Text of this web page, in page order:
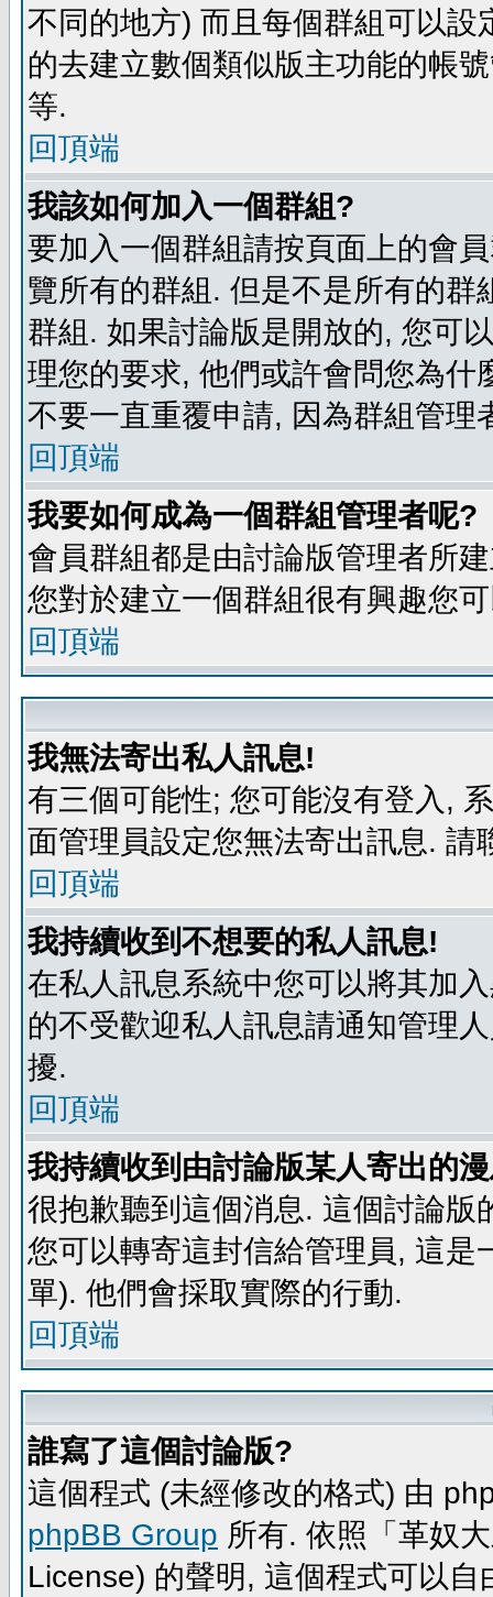
不同的地方) 而且每個群組可以
的去建立數個類似版主功能的帳
等.
回頂端
我該如何加入一個群組?
要加入一個群組請按頁面上的會
覽所有的群組. 但是不是所有的
群組. 如果討論版是開放的, 您可
理您的要求, 他們或許會問您為
不要一直重覆申請, 因為群組管理
回頂端
我要如何成為一個群組管理者呢?
會員群組都是由討論版管理者所
您對於建立一個群組很有興趣您
回頂端
我無法寄出私人訊息!
有三個可能性; 您可能沒有登入,
面管理員設定您無法寄出訊息. 請
回頂端
我持續收到不想要的私人訊息!
在私人訊息系統中您可以將其加
的不受歡迎私人訊息請通知管理
擾.
回頂端
我持續收到由討論版某人寄出的
很抱歉聽到這個消息. 這個討論
您可以轉寄這封信給管理員, 這
單). 他們會採取實際的行動.
回頂端
誰寫了這個討論版?
這個程式 (未經修改的格式) 由
phpBB Group 所有. 依照「革奴
License) 的聲明, 這個程式可以